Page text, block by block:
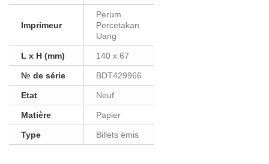
Imprimeur
Perum.
Percetakan
Uang
L x H (mm) 140 x 67
№ de série BDT429966
Etat Neuf
Matière Papier
Type Billets émis